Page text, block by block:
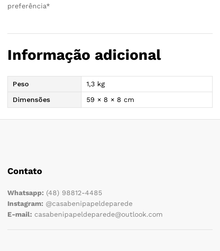
preferência*
Informação adicional
Peso
1,3 kg
Dimensões
59 × 8 × 8 cm
Contato
Whatsapp: (48) 98812-4485
Instagram: @casabenipapeldeparede
E-mail: casabenipapeldeparede@outlook.com